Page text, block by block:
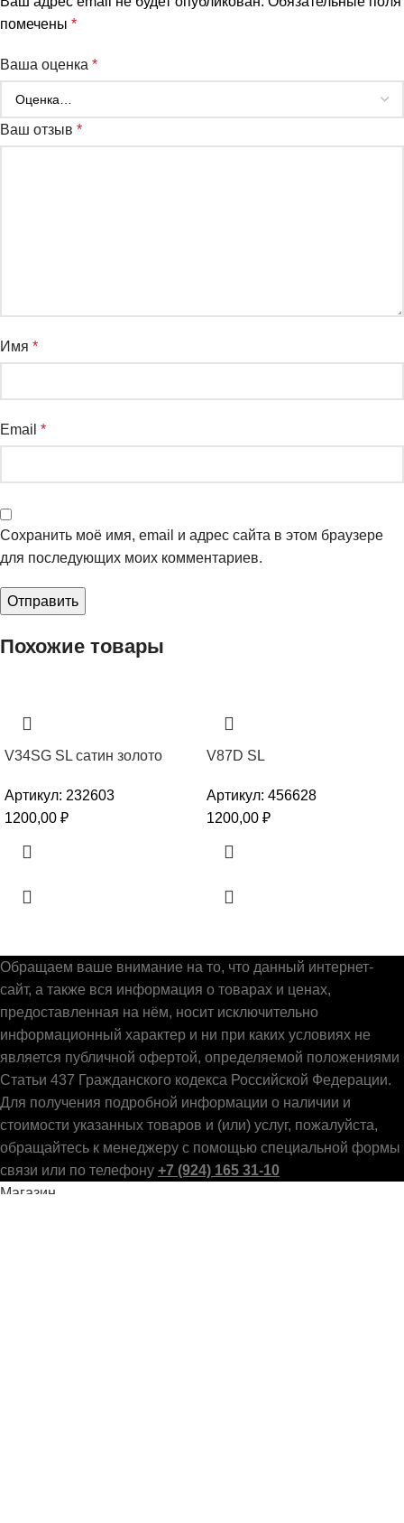
помечены *
Ваша оценка *
Ваш отзыв *
Имя *
Email *
Сохранить моё имя, email и адрес сайта в этом браузере
для последующих моих комментариев.
Похожие товары
V34SG SL сатин золото
Артикул: 232603
1200,00 ₽
V87D SL
Артикул: 456628
1200,00 ₽
Обращаем ваше внимание на то, что данный интернет-
сайт, а также вся информация о товарах и ценах,
предоставленная на нём, носит исключительно
информационный характер и ни при каких условиях не
является публичной офертой, определяемой положениями
Статьи 437 Гражданского кодекса Российской Федерации.
Для получения подробной информации о наличии и
стоимости указанных товаров и (или) услуг, пожалуйста,
обращайтесь к менеджеру с помощью специальной формы
связи или по телефону +7 (924) 165 31-10
Магазин